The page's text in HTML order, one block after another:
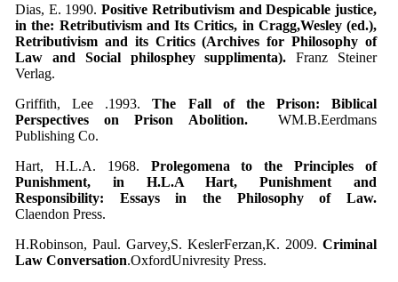
Dias, E. 1990.Positive Retributivism and Despicable justice,
in the: Retributivism and Its Critics, in Cragg,Wesley (ed.),
Retributivism and its Critics (Archives for Philosophy of
Law and Social philosphey supplimenta). Franz Steiner
Verlag.
Griffith, Lee .1993.The Fall of the Prison: Biblical
Perspectives on Prison Abolition.
WM.B.Eerdmans
Publishing Co.
Hart, H.L.A. 1968. Prolegomena to the Principles of
Punishment, in H.L.A Hart,Punishment and
Responsibility: Essays in the Philosophy of Law.
Claendon Press.
H.Robinson, Paul. Garvey,S. KeslerFerzan,K. 2009. Criminal
Law Conversation.OxfordUnivresity Press.